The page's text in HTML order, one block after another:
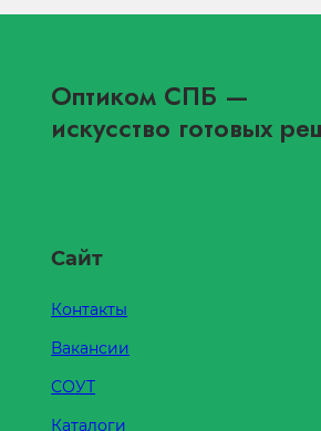
Оптиком СПБ —
искусство готовых
Сайт
Контакты
Вакансии
СОУТ
Каталоги